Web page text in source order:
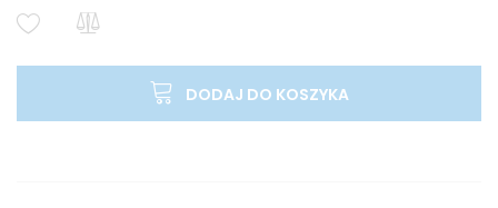
DODAJ DO KOSZYKA